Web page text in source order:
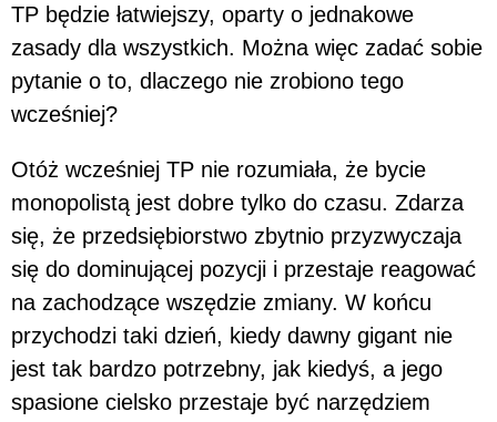
TP będzie łatwiejszy, oparty o jednakowe
zasady dla wszystkich. Można więc zadać sobie
pytanie o to, dlaczego nie zrobiono tego
wcześniej?
Otóż wcześniej TP nie rozumiała, że bycie
monopolistą jest dobre tylko do czasu. Zdarza
się, że przedsiębiorstwo zbytnio przyzwyczaja
się do dominującej pozycji i przestaje reagować
na zachodzące wszędzie zmiany. W końcu
przychodzi taki dzień, kiedy dawny gigant nie
jest tak bardzo potrzebny, jak kiedyś, a jego
spasione cielsko przestaje być narzędziem